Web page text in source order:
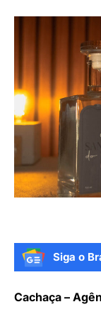
Siga o
Cachaça –